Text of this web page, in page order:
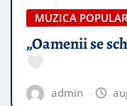
MUZICA
„Oamenii se
admin